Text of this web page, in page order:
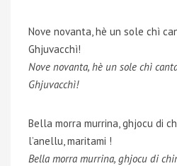
Nove novanta, hè un sole chì
Ghjuvacchì!
Nove novanta, hè un sole chì
Ghjuvacchì!
Bella morra murrina, ghjocu di
l’anellu, maritami !
Bella morra murrina, ghjocu di